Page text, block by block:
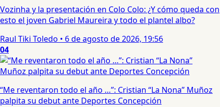
Vozinha y la presentación en Colo Colo: ¿Y cómo queda con
esto el joven Gabriel Maureira y todo el plantel albo?
Raul Tiki Toledo • 6 de agosto de 2026, 19:56
04
“Me reventaron todo el año …”: Cristian “La Nona” Muñoz
palpita su debut ante Deportes Concepción